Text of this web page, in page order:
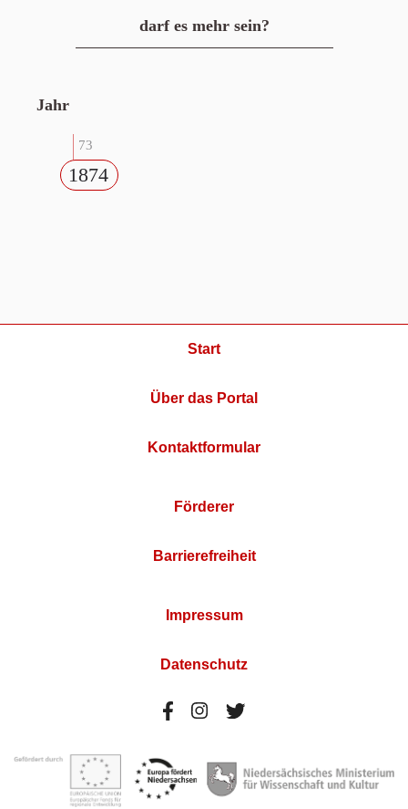
darf es mehr sein?
Jahr
73
1874
Start
Über das Portal
Kontaktformular
Förderer
Barrierefreiheit
Impressum
Datenschutz